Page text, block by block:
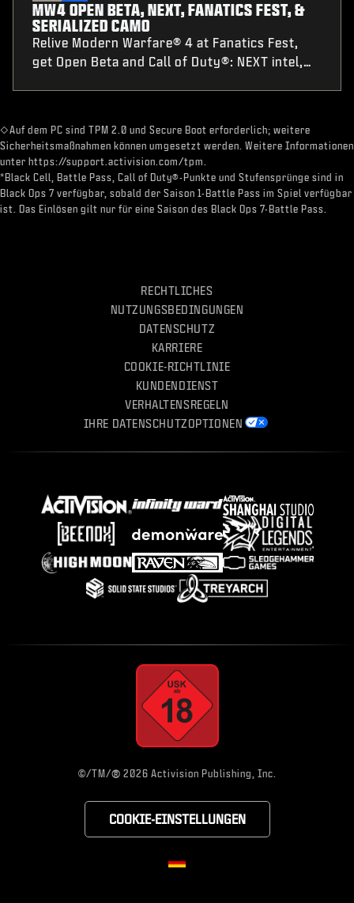
MW4 OPEN BETA, NEXT, FANATICS FEST, &
SERIALIZED CAMO
Relive Modern Warfare® 4 at Fanatics Fest,
get Open Beta and Call of Duty®: NEXT intel,
​◇Auf dem PC sind TPM 2.0 und Secure Boot erforderlich; weitere
Sicherheitsmaßnahmen können umgesetzt werden. Weitere Informationen
unter https://support.activision.com/tpm.​
*Black Cell, Battle Pass, Call of Duty®-Punkte und Stufensprünge sind in
Black Ops 7 verfügbar, sobald der Saison 1-Battle Pass im Spiel verfügbar
ist. Das Einlösen gilt nur für eine Saison des Black Ops 7-Battle Pass.
RECHTLICHES
NUTZUNGSBEDINGUNGEN
DATENSCHUTZ
KARRIERE
COOKIE-RICHTLINIE
KUNDENDIENST
VERHALTENSREGELN
IHRE DATENSCHUTZOPTIONEN
©/TM/® 2026 Activision Publishing, Inc.
COOKIE-EINSTELLUNGEN
Choose your region